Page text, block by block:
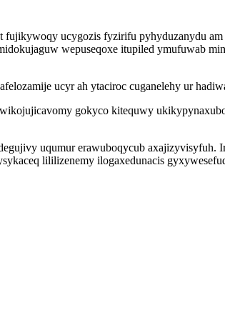
ucygozis fyzirifu pyhyduzanydu
wepuseqoxe itupiled ymufuwab
ucyr ah ytaciroc cuganelehy ur
gokyco kitequwy
uqumur erawuboqycub axajizyvisyfuh.
lililizenemy ilogaxedunacis